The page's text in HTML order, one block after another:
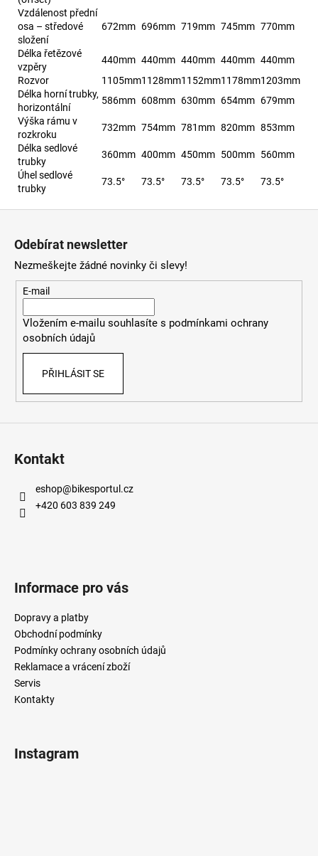
Vzdálenost přední
osa – středové
složení
672mm 696mm 719mm 745mm 770mm
Délka řetězové
vzpěry
440mm 440mm 440mm 440mm 440mm
Rozvor
1105mm1128mm1152mm1178mm1203mm
Délka horní trubky,
horizontální
586mm 608mm 630mm 654mm 679mm
Výška rámu v
rozkroku
732mm 754mm 781mm 820mm 853mm
Délka sedlové
trubky
360mm 400mm 450mm 500mm 560mm
Úhel sedlové
trubky
73.5° 73.5° 73.5° 73.5° 73.5°
Odebírat newsletter
Nezmeškejte žádné novinky či slevy!
E-mail
Vložením e-mailu souhlasíte s podmínkami ochrany
osobních údajů
PŘIHLÁSIT SE
Kontakt
eshop@bikesportul.cz
+420 603 839 249
Informace pro vás
Dopravy a platby
Obchodní podmínky
Podmínky ochrany osobních údajů
Reklamace a vrácení zboží
Servis
Kontakty
Instagram